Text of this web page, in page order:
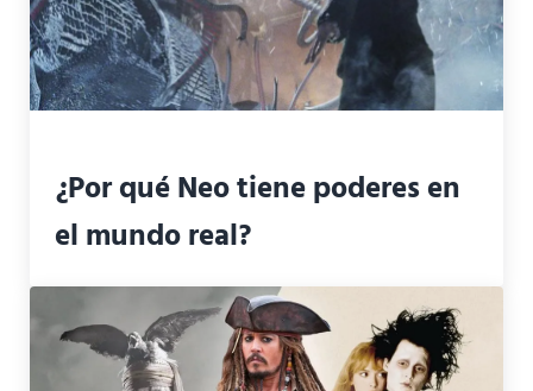
¿Por qué Neo tiene poderes en
el mundo real?